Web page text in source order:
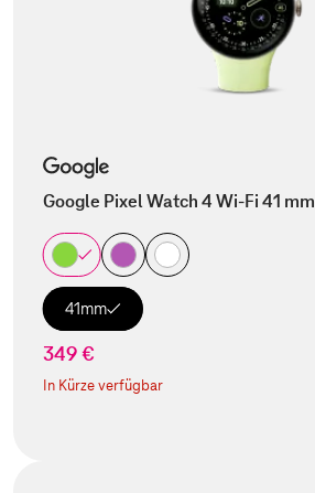
Google Pixel Watch 4 Wi-Fi 41 mm
41mm
349 €
In Kürze verfügbar